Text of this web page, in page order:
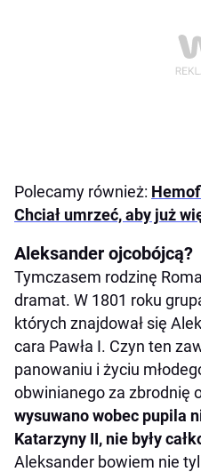
Polecamy również:
Chciał umrzeć, aby już
Aleksander ojcobójcą?
Tymczasem rodzinę
dramat. W 1801 roku
których znajdował się
cara Pawła I. Czyn ten
panowaniu i życiu
obwinianego za zbrodnię
wysuwano wobec pupila
Katarzyny II, nie były
Aleksander bowiem nie